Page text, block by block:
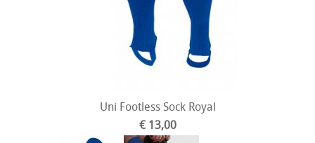
Uni Footless Sock Royal
€ 13,00